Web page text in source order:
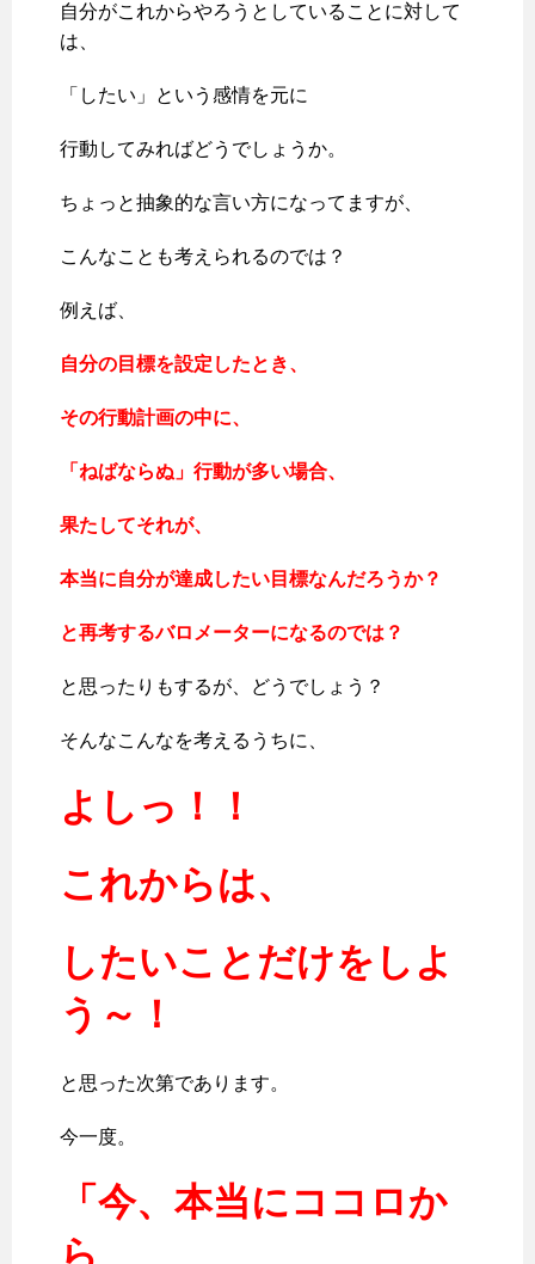
自分がこれからやろうとしていることに対して
は、
「したい」という感情を元に
行動してみればどうでしょうか。
ちょっと抽象的な言い方になってますが、
こんなことも考えられるのでは？
例えば、
自分の目標を設定したとき、
その行動計画の中に、
「ねばならぬ」行動が多い場合、
果たしてそれが、
本当に自分が達成したい目標なんだろうか？
と再考するバロメーターになるのでは？
と思ったりもするが、どうでしょう？
そんなこんなを考えるうちに、
よしっ！！
これからは、
したいことだけをしよ
う～！
と思った次第であります。
今一度。
「今、本当にココロか
ら